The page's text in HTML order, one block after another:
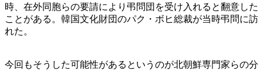
時、在外同胞らの要請により弔問団を受け入れると翻意した
ことがある。韓国文化財団のパク・ボヒ総裁が当時弔問に訪
れた。
今回もそうした可能性があるというのが北朝鮮専門家らの分